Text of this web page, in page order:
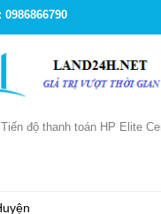
0986866790
Tiến độ thanh toán HP Elite